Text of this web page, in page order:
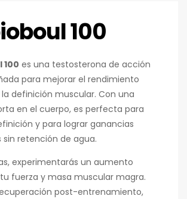
100
100 es una testosterona de acción
para mejorar el rendimiento
definición muscular. Con una
en el cuerpo, es perfecta para
y para lograr ganancias
sin retención de agua.
experimentarás un aumento
fuerza y masa muscular magra.
post-entrenamiento,